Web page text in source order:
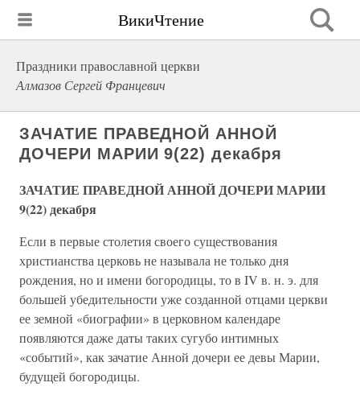
ВикиЧтение
Праздники православной церкви
Алмазов Сергей Францевич
ЗАЧАТИЕ ПРАВЕДНОЙ АННОЙ
ДОЧЕРИ МАРИИ 9(22) декабря
ЗАЧАТИЕ ПРАВЕДНОЙ АННОЙ ДОЧЕРИ МАРИИ
9(22) декабря
Если в первые столетия своего существования
христианства церковь не называла не только дня
рождения, но и имени богородицы, то в IV в. н. э. для
большей убедительности уже созданной отцами церкви
ее земной «биографии» в церковном календаре
появляются даже даты таких сугубо интимных
«событий», как зачатие Анной дочери ее девы Марии,
будущей богородицы.